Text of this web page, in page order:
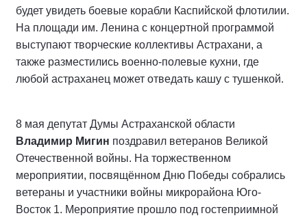
будет увидеть боевые корабли Каспийской флотилии.
На площади им. Ленина с концертной программой
выступают творческие коллективы Астрахани, а
также разместились военно-полевые кухни, где
любой астраханец может отведать кашу с тушенкой.
8 мая депутат Думы Астраханской области
Владимир Мигин поздравил ветеранов Великой
Отечественной войны. На торжественном
мероприятии, посвящённом Дню Победы собрались
ветераны и участники войны микрорайона Юго-
Восток 1. Мероприятие прошло под гостеприимной